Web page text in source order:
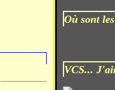
Où sont
VCS...